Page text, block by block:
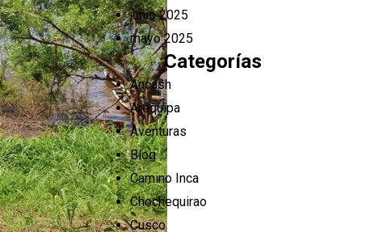
junio 2025
mayo 2025
Categorías
Ancash
Arequipa
Aventuras
Blog
Camino Inca
Chochequirao
Cusco